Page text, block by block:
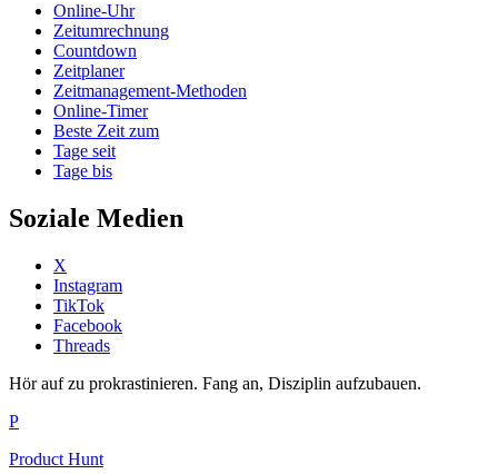
Online-Uhr
Zeitumrechnung
Countdown
Zeitplaner
Zeitmanagement-Methoden
Online-Timer
Beste Zeit zum
Tage seit
Tage bis
Soziale Medien
X
Instagram
TikTok
Facebook
Threads
Hör auf zu prokrastinieren. Fang an, Disziplin aufzubauen.
P
Product Hunt